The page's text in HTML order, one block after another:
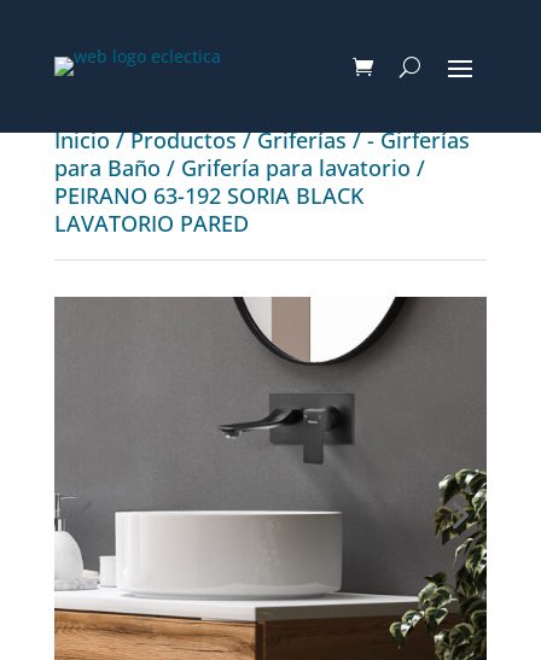
Inicio/Productos/Griferías/- Girferías
para Baño / Grifería para lavatorio /
PEIRANO 63-192 SORIA BLACK
LAVATORIO PARED